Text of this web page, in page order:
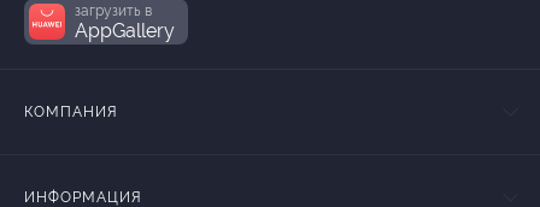
загрузить в
AppGallery
КОМПАНИЯ
ИНФОРМАЦИЯ